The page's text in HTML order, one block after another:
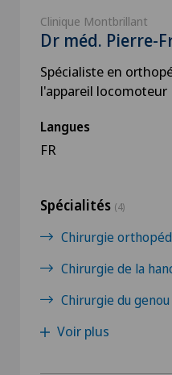
Clinique Montbrillant
Dr méd. Pierre-
Spécialiste en
l'appareil locomoteur
Langues
FR
Spécialités (4)
Chirurgie
Chirurgie de la
Chirurgie du genou
Voir plus